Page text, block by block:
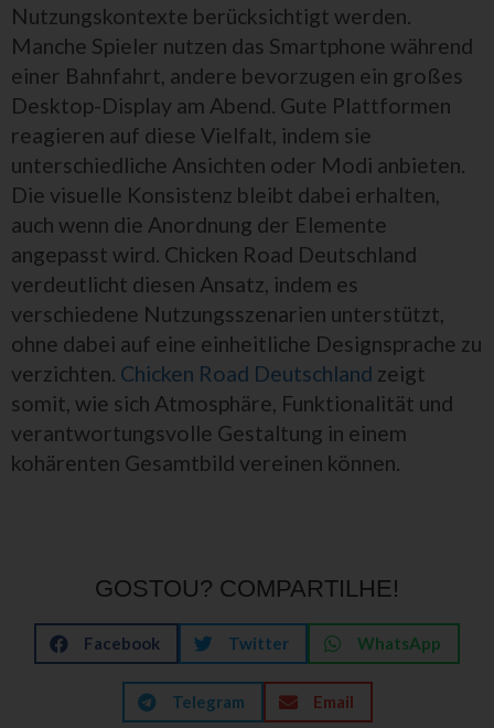
Nutzungskontexte berücksichtigt werden.
Manche Spieler nutzen das Smartphone während
einer Bahnfahrt, andere bevorzugen ein großes
Desktop-Display am Abend. Gute Plattformen
reagieren auf diese Vielfalt, indem sie
unterschiedliche Ansichten oder Modi anbieten.
Die visuelle Konsistenz bleibt dabei erhalten,
auch wenn die Anordnung der Elemente
angepasst wird. Chicken Road Deutschland
verdeutlicht diesen Ansatz, indem es
verschiedene Nutzungsszenarien unterstützt,
ohne dabei auf eine einheitliche Designsprache zu
verzichten. Chicken Road Deutschland zeigt
somit, wie sich Atmosphäre, Funktionalität und
verantwortungsvolle Gestaltung in einem
kohärenten Gesamtbild vereinen können.
GOSTOU? COMPARTILHE!
Facebook Twitter WhatsApp
Telegram Email